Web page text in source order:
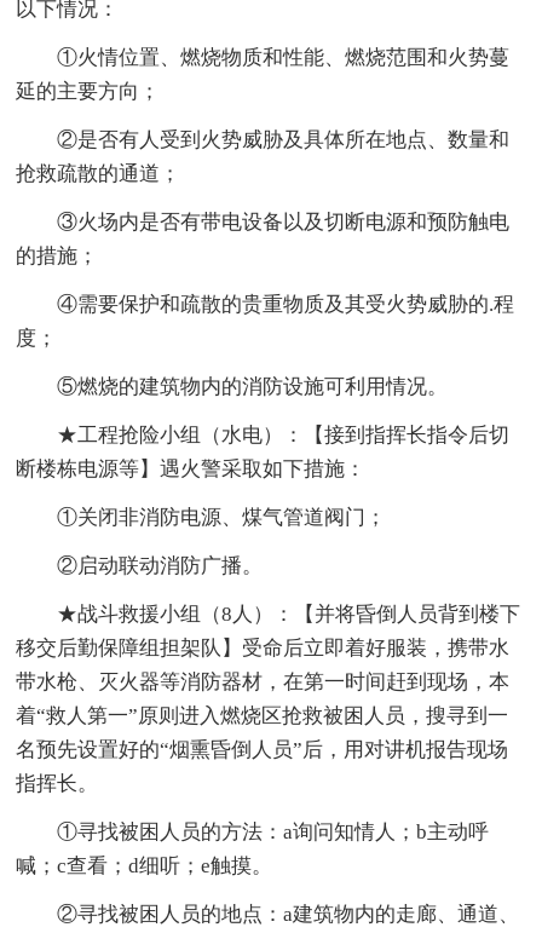
以下情况：
①火情位置、燃烧物质和性能、燃烧范围和火势蔓
延的主要方向；
②是否有人受到火势威胁及具体所在地点、数量和
抢救疏散的通道；
③火场内是否有带电设备以及切断电源和预防触电
的措施；
④需要保护和疏散的贵重物质及其受火势威胁的.程
度；
⑤燃烧的建筑物内的消防设施可利用情况。
★工程抢险小组（水电）：【接到指挥长指令后切
断楼栋电源等】遇火警采取如下措施：
①关闭非消防电源、煤气管道阀门；
②启动联动消防广播。
★战斗救援小组（8人）：【并将昏倒人员背到楼下
移交后勤保障组担架队】受命后立即着好服装，携带水
带水枪、灭火器等消防器材，在第一时间赶到现场，本
着“救人第一”原则进入燃烧区抢救被困人员，搜寻到一
名预先设置好的“烟熏昏倒人员”后，用对讲机报告现场
指挥长。
①寻找被困人员的方法：a询问知情人；b主动呼
喊；c查看；d细听；e触摸。
②寻找被困人员的地点：a建筑物内的走廊、通道、